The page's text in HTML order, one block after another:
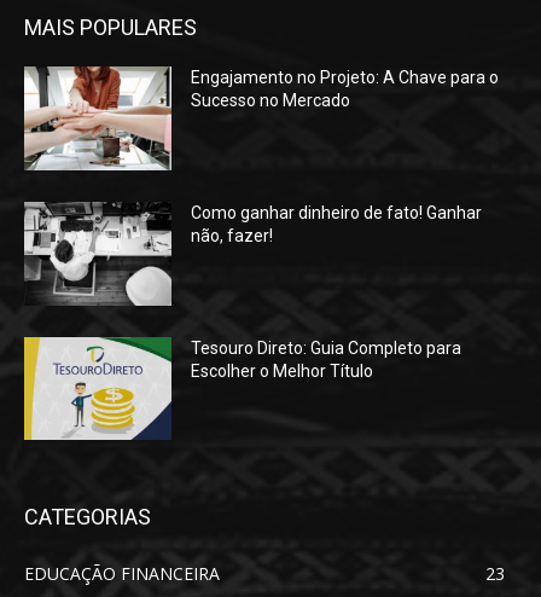
MAIS POPULARES
Engajamento no Projeto: A Chave para o
Sucesso no Mercado
Como ganhar dinheiro de fato! Ganhar
não, fazer!
Tesouro Direto: Guia Completo para
Escolher o Melhor Título
CATEGORIAS
EDUCAÇÃO FINANCEIRA
23